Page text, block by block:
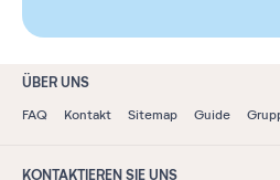
ÜBER UNS
FAQ Kontakt Sitemap Guide
KONTAKTIEREN SIE UNS